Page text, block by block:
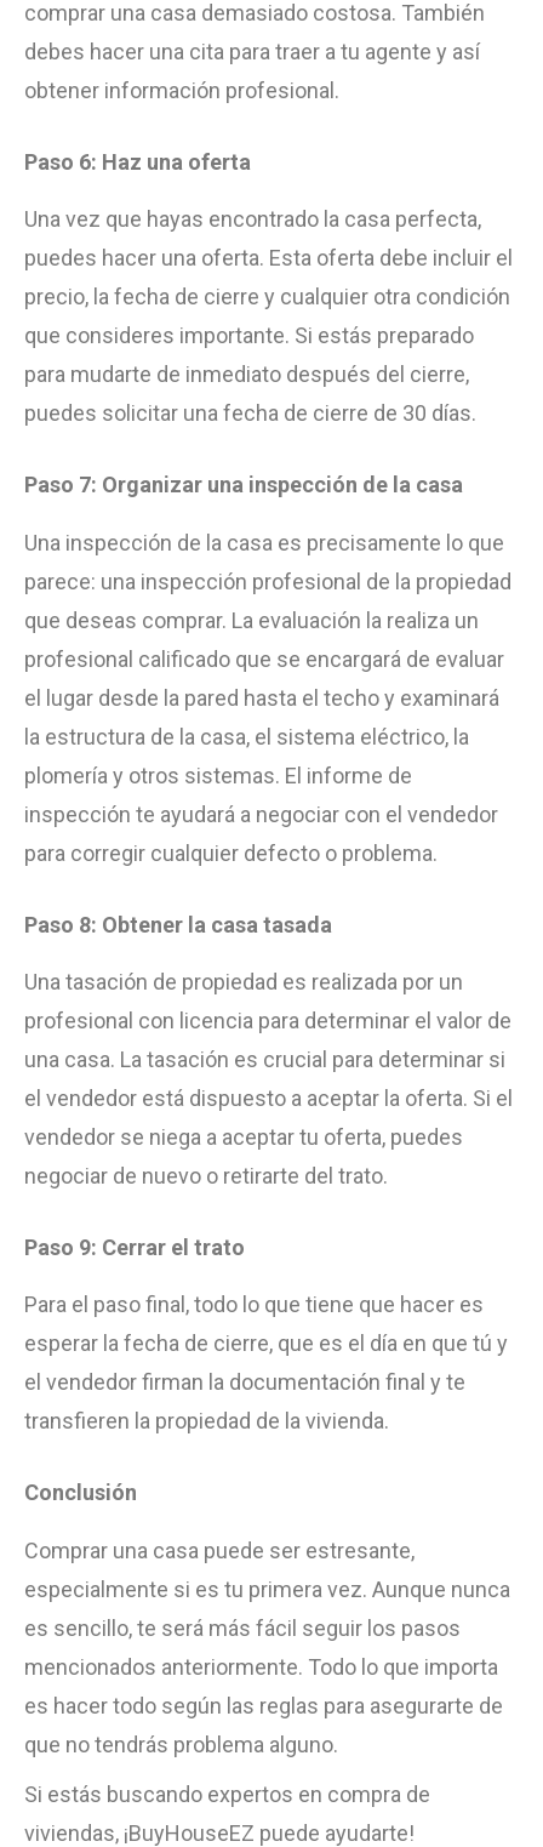
comprar una casa demasiado costosa. También
debes hacer una cita para traer a tu agente y así
obtener información profesional.
Paso 6: Haz una oferta
Una vez que hayas encontrado la casa perfecta,
puedes hacer una oferta. Esta oferta debe incluir el
precio, la fecha de cierre y cualquier otra condición
que consideres importante. Si estás preparado
para mudarte de inmediato después del cierre,
puedes solicitar una fecha de cierre de 30 días.
Paso 7: Organizar una inspección de la casa
Una inspección de la casa es precisamente lo que
parece: una inspección profesional de la propiedad
que deseas comprar. La evaluación la realiza un
profesional calificado que se encargará de evaluar
el lugar desde la pared hasta el techo y examinará
la estructura de la casa, el sistema eléctrico, la
plomería y otros sistemas. El informe de
inspección te ayudará a negociar con el vendedor
para corregir cualquier defecto o problema.
Paso 8: Obtener la casa tasada
Una tasación de propiedad es realizada por un
profesional con licencia para determinar el valor de
una casa. La tasación es crucial para determinar si
el vendedor está dispuesto a aceptar la oferta. Si el
vendedor se niega a aceptar tu oferta, puedes
negociar de nuevo o retirarte del trato.
Paso 9: Cerrar el trato
Para el paso final, todo lo que tiene que hacer es
esperar la fecha de cierre, que es el día en que tú y
el vendedor firman la documentación final y te
transfieren la propiedad de la vivienda.
Conclusión
Comprar una casa puede ser estresante,
especialmente si es tu primera vez. Aunque nunca
es sencillo, te será más fácil seguir los pasos
mencionados anteriormente. Todo lo que importa
es hacer todo según las reglas para asegurarte de
que no tendrás problema alguno.
Si estás buscando expertos en compra de
viviendas, ¡BuyHouseEZ puede ayudarte!